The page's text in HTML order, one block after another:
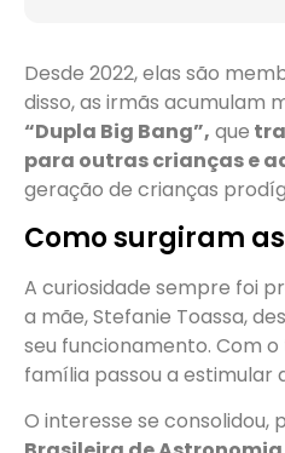
Desde 2022, elas são
disso, as irmãs acumulam
“Dupla Big Bang”, que
para outras crianças e
geração de crianças
Como surgiram
A curiosidade sempre foi
a mãe, Stefanie Toassa,
seu funcionamento. Com
família passou a estimular
O interesse se